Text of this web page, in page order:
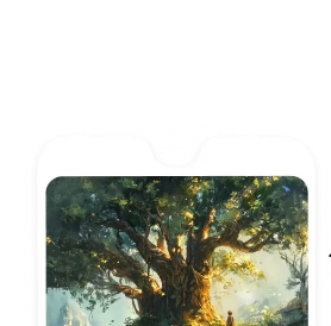
Frisuren-Wechsler
Kleiderbügel